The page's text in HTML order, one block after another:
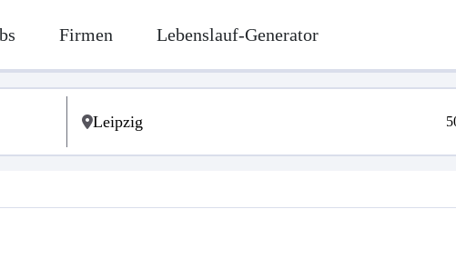
Firmen Lebenslauf-Generator